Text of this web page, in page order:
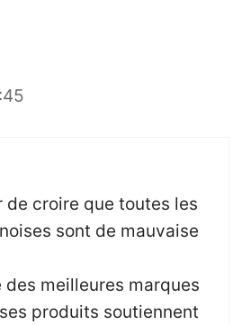
de croire que toutes les
sont de mauvaise
des meilleures marques
produits soutiennent